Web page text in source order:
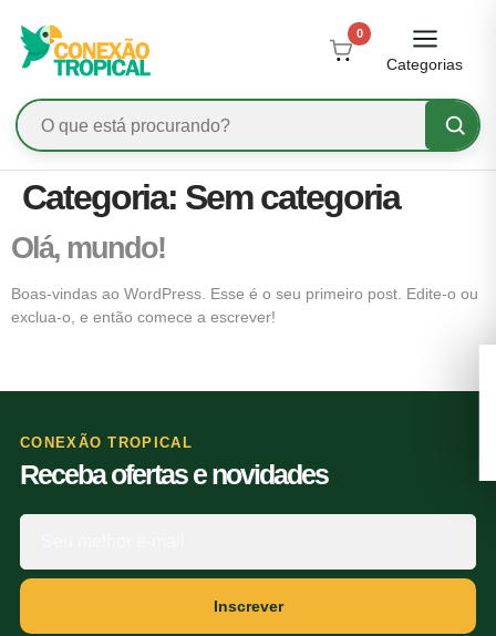
0
Categorias
Categoria: Sem categoria
Olá, mundo!
Boas-vindas ao WordPress. Esse é o seu primeiro post. Edite-o ou
exclua-o, e então comece a escrever!
CONEXÃO TROPICAL
Receba ofertas e novidades
Inscrever